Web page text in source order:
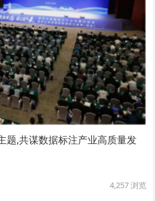
题,共谋数据标注产业高质量发
4,257浏览